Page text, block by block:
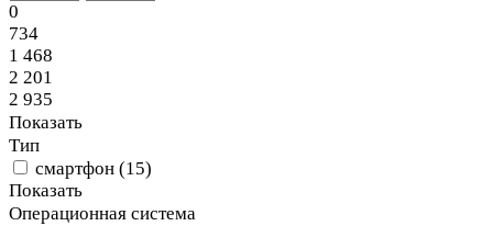
0
734
1 468
2 201
2 935
Показать
Тип
смартфон (15)
Показать
Операционная система